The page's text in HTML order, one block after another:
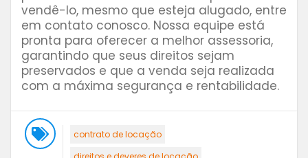
vendê-lo, mesmo que esteja alugado, entre
em contato conosco. Nossa equipe está
pronta para oferecer a melhor assessoria,
garantindo que seus direitos sejam
preservados e que a venda seja realizada
com a máxima segurança e rentabilidade.
contrato de locação